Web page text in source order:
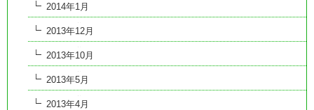
2014年1月
2013年12月
2013年10月
2013年5月
2013年4月